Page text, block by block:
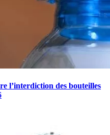
l’interdiction des bouteilles